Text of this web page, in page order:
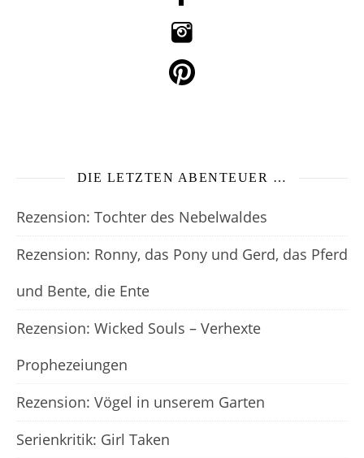
DIE LETZTEN ABENTEUER …
Rezension: Tochter des Nebelwaldes
Rezension: Ronny, das Pony und Gerd, das Pferd
und Bente, die Ente
Rezension: Wicked Souls – Verhexte
Prophezeiungen
Rezension: Vögel in unserem Garten
Serienkritik: Girl Taken